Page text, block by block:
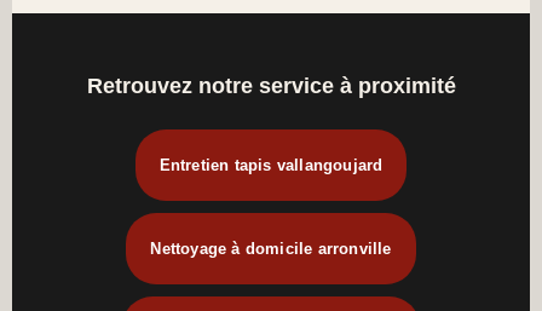
Retrouvez notre service à proximité
Entretien tapis vallangoujard
Nettoyage à domicile arronville